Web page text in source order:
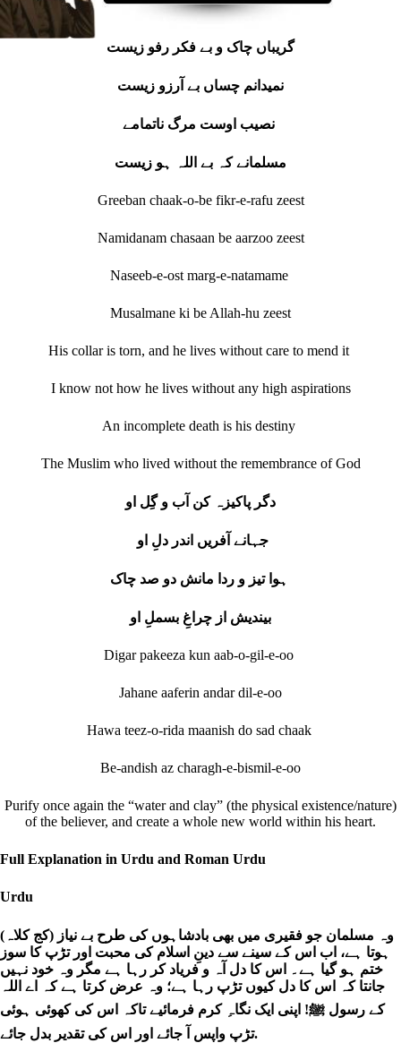
گریباں چاک و بے فکر رفو زیست
نمیدانم چساں بے آرزو زیست
مسلمانے کہ بے اللہ ہو زیست
Greeban chaak-o-be fikr-e-rafu zeest
Namidanam chasaan be aarzoo zeest
Naseeb-e-ost marg-e-natamame
Musalmane ki be Allah-hu zeest
His collar is torn, and he lives without care to mend it
I know not how he lives without any high aspirations
An incomplete death is his destiny
The Muslim who lived without the remembrance of God
دگر پاکیزہ کن آب و گِل او
جہانے آفریں اندر دلِ او
بیندیش از چراغِ بسملِ او
Digar pakeeza kun aab-o-gil-e-oo
Jahane aaferin andar dil-e-oo
Hawa teez-o-rida maanish do sad chaak
Be-andish az charagh-e-bismil-e-oo
Purify once again the “water and clay” (the physical existence/nature)
of the believer, and create a whole new world within his heart.
Full Explanation in Urdu and Roman Urdu
Urdu
وہ مسلمان جو فقیری میں بھی بادشاہوں کی طرح بے نیاز (کج کلاہ)
ہوتا ہے، اب اس کے سینے سے دینِ اسلام کی محبت اور تڑپ کا سوز
ختم ہو گیا ہے۔ اس کا دل آہ و فریاد کر رہا ہے مگر وہ خود نہیں
جانتا کہ اس کا دل کیوں تڑپ رہا ہے؛ وہ عرض کرتا ہے کہ اے اللہ
کے رسول ﷺ! اپنی ایک نگاہِ کرم فرمائیے تاکہ اس کی کھوئی ہوئی
تڑپ واپس آ جائے اور اس کی تقدیر بدل جائے.